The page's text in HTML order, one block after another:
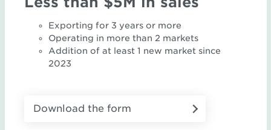
Exporting for 3 years or more
Operating in more than 2 markets
Addition of at least 1 new market since
2023
Download the form